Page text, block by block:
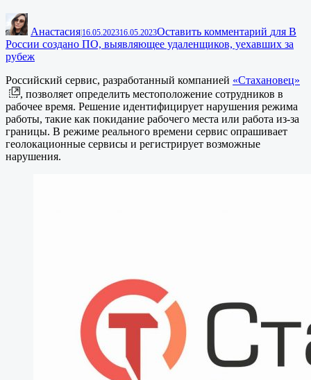
Анастасия 16.05.202316.05.2023Оставить комментарий для В
России создано ПО, выявляющее удаленщиков, уехавших за
рубеж
Российский сервис, разработанный компанией «Стахановец»
, позволяет определить местоположение сотрудников в
рабочее время. Решение идентифицирует нарушения режима
работы, такие как покидание рабочего места или работа из-за
границы. В режиме реального времени сервис опрашивает
геолокационные сервисы и регистрирует возможные
нарушения.